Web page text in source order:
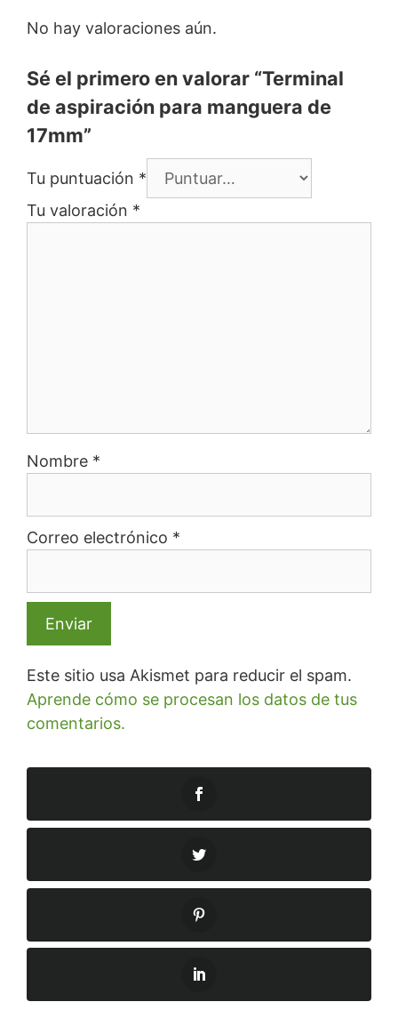
No hay valoraciones aún.
Sé el primero en valorar “Terminal
de aspiración para manguera de
17mm”
Tu puntuación *
Tu valoración *
Nombre *
Correo electrónico *
Este sitio usa Akismet para reducir el spam.
Aprende cómo se procesan los datos de tus
comentarios.